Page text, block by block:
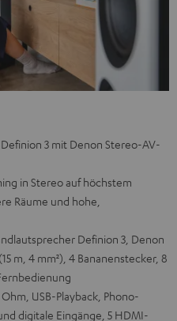
3 mit Denon Stereo-AV-
in Stereo auf höchstem
Räume und hohe,
Definion 3, Denon
m, 4 mm²), 4 Bananenstecker, 8
USB-Playback, Phono-
digitale Eingänge, 5 HDMI-